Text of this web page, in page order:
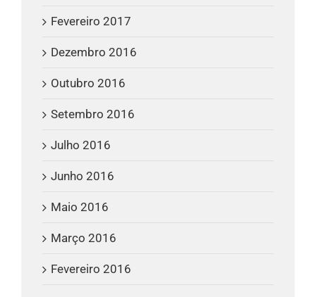
Fevereiro 2017
Dezembro 2016
Outubro 2016
Setembro 2016
Julho 2016
Junho 2016
Maio 2016
Março 2016
Fevereiro 2016